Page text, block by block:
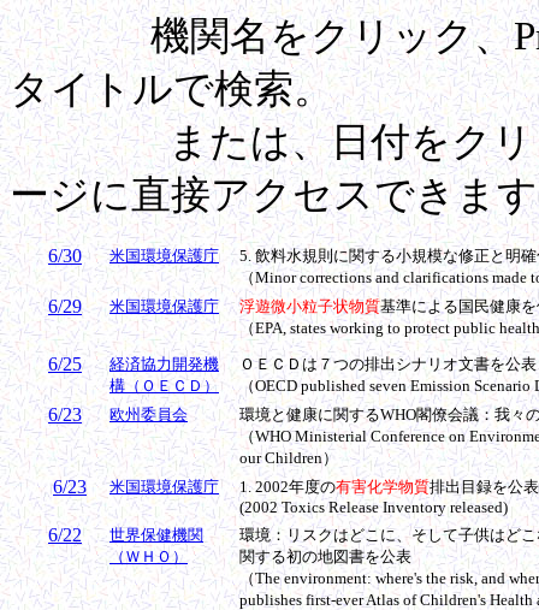
機関名をクリック、
タイトルで検索。
または、日付をクリッ
ージに直接アクセスできま
6/30 米国環境保護庁 5. 飲料水規則に関する小規模な修正と明
（Minor corrections and clarifications made
6/29 米国環境保護庁 浮遊微小粒子状物質基準による国民健康
（EPA, states working to protect public
6/25
経済協力開発機
構（ＯＥＣＤ）
ＯＥＣＤは７つの排出シナリオ文書を公表
（OECD published seven Emission Scenario
6/23 欧州委員会
環境と健康に関するWHO閣僚会議：我々
（WHO Ministerial Conference on
our Children）
6/23 米国環境保護庁 1. 2002年度の有害化学物質排出目録を公表
(2002 Toxics Release Inventory released)
6/22
世界保健機関
（ＷＨＯ）
環境：リスクはどこに、そして子供はど
関する初の地図書を公表
（The environment: where's the risk, and
publishes first-ever Atlas of Children's